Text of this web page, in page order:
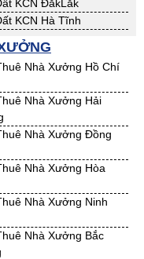
KCN ĐắkLắk
KCN Hà Tĩnh
KCN Nghệ An
KCN Phú Yên
KCN Quảng Nam
KCN Bà Rịa - VT
KCN An Giang
KCN Bến Tre
KCN Cà Mau
KCN Hậu Giang
KCN Long An
KCN Tây Ninh
KCN Trà Vinh
KCN Hải Dương
KCN Quảng Ninh
Nhà Xưởng Hồ Chí
Nhà Xưởng Hải
Nhà Xưởng Đồng
Nhà Xưởng Hòa
Nhà Xưởng Ninh
Nhà Xưởng Bắc